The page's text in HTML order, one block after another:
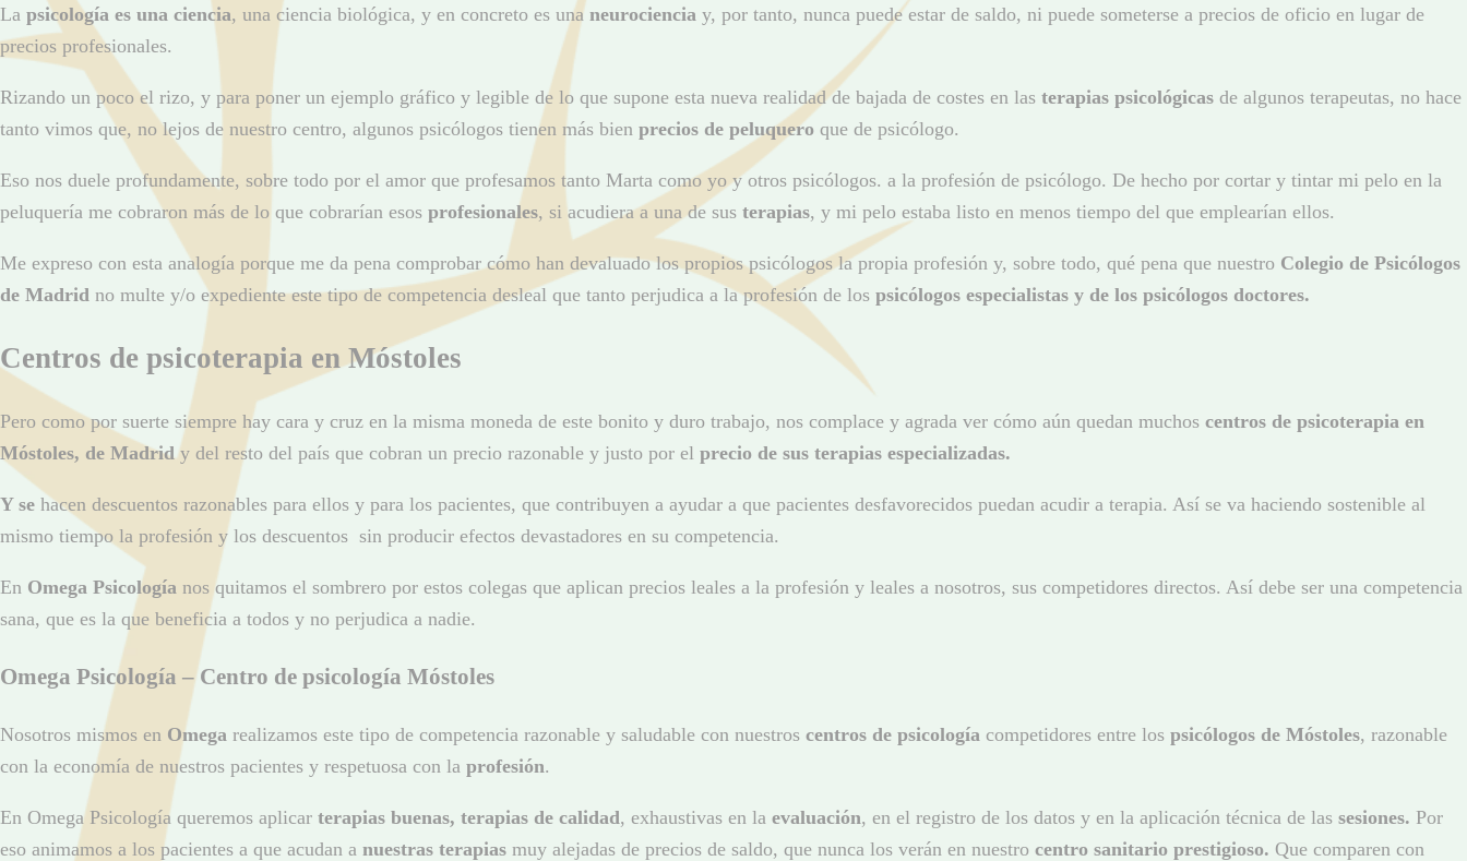
La psicología es una ciencia, una ciencia biológica, y en concreto es una neurociencia y, por tanto, nunca puede estar de saldo, ni puede someterse a precios de oficio en lugar de
precios profesionales.
Rizando un poco el rizo, y para poner un ejemplo gráfico y legible de lo que supone esta nueva realidad de bajada de costes en las terapias psicológicas de algunos terapeutas, no hace
tanto vimos que, no lejos de nuestro centro, algunos psicólogos tienen más bien precios de peluquero que de psicólogo.
Eso nos duele profundamente, sobre todo por el amor que profesamos tanto Marta como yo y otros psicólogos. a la profesión de psicólogo. De hecho por cortar y tintar mi pelo en la
peluquería me cobraron más de lo que cobrarían esos profesionales, si acudiera a una de sus terapias, y mi pelo estaba listo en menos tiempo del que emplearían ellos.
Me expreso con esta analogía porque me da pena comprobar cómo han devaluado los propios psicólogos la propia profesión y, sobre todo, qué pena que nuestro Colegio de Psicólogos
de Madrid no multe y/o expediente este tipo de competencia desleal que tanto perjudica a la profesión de los psicólogos especialistas y de los psicólogos doctores.
Centros de psicoterapia en Móstoles
Pero como por suerte siempre hay cara y cruz en la misma moneda de este bonito y duro trabajo, nos complace y agrada ver cómo aún quedan muchos centros de psicoterapia en
Móstoles, de Madridy del resto del país que cobran un precio razonable y justo por el precio de sus terapias especializadas.
Y se hacen descuentos razonables para ellos y para los pacientes, que contribuyen a ayudar a que pacientes desfavorecidos puedan acudir a terapia. Así se va haciendo sostenible al
mismo tiempo la profesión y los descuentos sin producir efectos devastadores en su competencia.
En Omega Psicología nos quitamos el sombrero por estos colegas que aplican precios leales a la profesión y leales a nosotros, sus competidores directos. Así debe ser una competencia
sana, que es la que beneficia a todos y no perjudica a nadie.
Omega Psicología – Centro de psicología Móstoles
Nosotros mismos en Omega realizamos este tipo de competencia razonable y saludable con nuestros centros de psicología competidores entre los psicólogos de Móstoles, razonable
con la economía de nuestros pacientes y respetuosa con la profesión.
En Omega Psicología queremos aplicar terapias buenas, terapias de calidad, exhaustivas en la evaluación, en el registro de los datos y en la aplicación técnica de las sesiones. Por
eso animamos a los pacientes a que acudan a nuestras terapias muy alejadas de precios de saldo, que nunca los verán en nuestro centro sanitario prestigioso. Que comparen con